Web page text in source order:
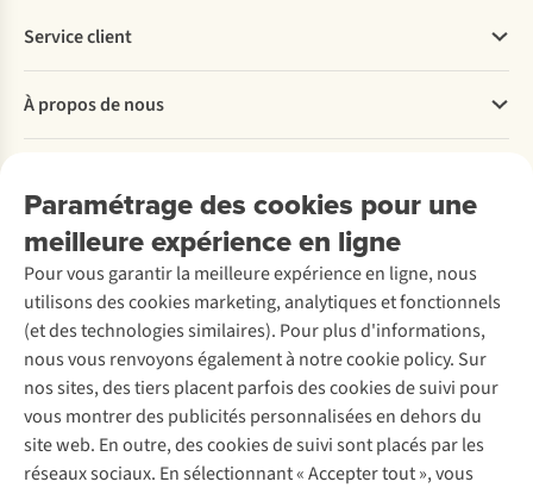
Paramétrage des cookies pour une
meilleure expérience en ligne
Pour vous garantir la meilleure expérience en ligne, nous
utilisons des cookies marketing, analytiques et fonctionnels
(et des technologies similaires). Pour plus d'informations,
nous vous renvoyons également à notre cookie policy. Sur
nos sites, des tiers placent parfois des cookies de suivi pour
vous montrer des publicités personnalisées en dehors du
site web. En outre, des cookies de suivi sont placés par les
réseaux sociaux. En sélectionnant « Accepter tout », vous
Service client
Commander
Payer
Retourner
Rétractation d'une commande
Entretien & réparations
Garantie
Contactez-nous
À propos de nous
Entreprise responsable
À propos d’Ayacucho
Nos magasins
À propos d’A.S.Adventure
Déclaration d'accessibilité
Location / Location sports d’hiver
Seconde-main
Entretien de ski
Service de lavage
Entretien de chaussures
Réparation de chaussures
Réparation de vêtements
Retouches
Pour les entreprises
Découvrez
A.S.Magazine
Explore Camp
Expertise & conseils
Abonnez-vous à la newsletter
Suivez-nous